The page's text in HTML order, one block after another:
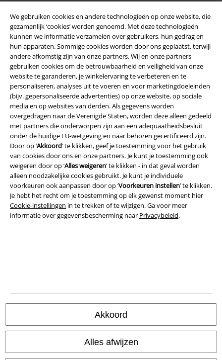
We gebruiken cookies en andere technologieën op onze website, die
gezamenlijk ‘cookies’ worden genoemd. Met deze technologieën
kunnen we informatie verzamelen over gebruikers, hun gedrag en
hun apparaten. Sommige cookies worden door ons geplaatst, terwijl
andere afkomstig zijn van onze partners. Wij en onze partners
gebruiken cookies om de betrouwbaarheid en veiligheid van onze
website te garanderen, je winkelervaring te verbeteren en te
personaliseren, analyses uit te voeren en voor marketingdoeleinden
(bijv. gepersonaliseerde advertenties) op onze website, op sociale
media en op websites van derden. Als gegevens worden
overgedragen naar de Verenigde Staten, worden deze alleen gedeeld
met partners die onderworpen zijn aan een adequaatheidsbesluit
onder de huidige EU-wetgeving en naar behoren gecertificeerd zijn.
Door op ‘Akkoord’ te klikken, geef je toestemming voor het gebruik
van cookies door ons en onze partners. Je kunt je toestemming ook
weigeren door op ‘Alles weigeren’ te klikken - in dat geval worden
alleen noodzakelijke cookies gebruikt. Je kunt je individuele
voorkeuren ook aanpassen door op ‘Voorkeuren instellen’ te klikken.
Je hebt het recht om je toestemming op elk gewenst moment hier
Cookie-instellingen in te trekken of te wijzigen. Ga voor meer
informatie over gegevensbescherming naar Privacybeleid.
Akkoord
Alles afwijzen
Legal
Algemene Voorwaarden
Bedrijfsgegevens
Privacyverklaring
wettelijke BTW
© 1986-2026 Large Popmerchandising BV